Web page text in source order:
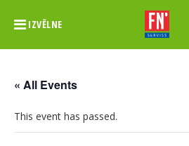
IZVĒLNE
« All Events
This event has passed.